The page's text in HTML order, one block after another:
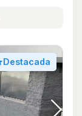
Destacada